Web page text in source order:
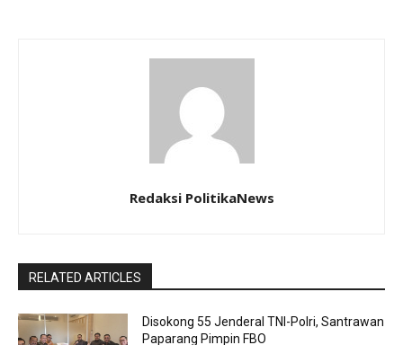
Redaksi PolitikaNews
RELATED ARTICLES
Disokong 55 Jenderal TNI-Polri, Santrawan
Paparang Pimpin FBO